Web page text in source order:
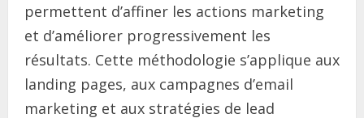
permettent d’affiner les actions marketing
et d’améliorer progressivement les
résultats. Cette méthodologie s’applique aux
landing pages, aux campagnes d’email
marketing et aux stratégies de lead